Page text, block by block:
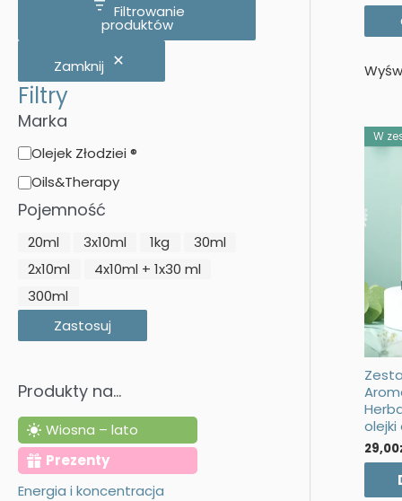
:
Filtrowanie
produktów
Zamknij
Filtry
Marka
M
a
r
Olejek Złodziei ®
Oils&Therapy
Pojemność
o
20ml 3x10ml 1kg
30ml
2x10ml
4x10ml + 1x30 ml
300ml
Zastosuj
Produkty na…
Wiosna – lato
Prezenty
Energia i koncentracja
W
29,00